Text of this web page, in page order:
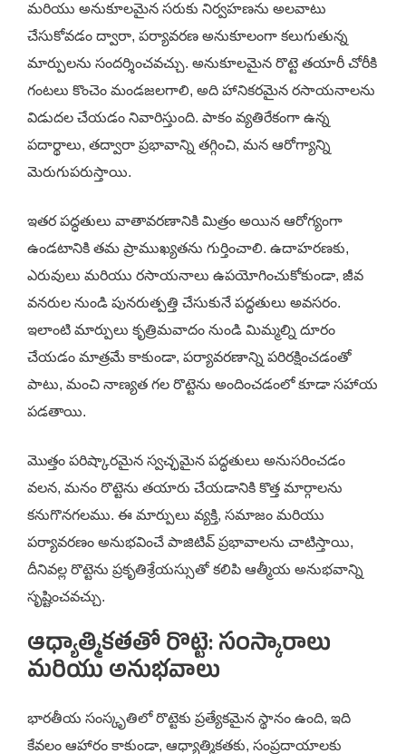
మరియు అనుకూలమైన సరుకు నిర్వహణను అలవాటు
చేసుకోవడం ద్వారా, పర్యావరణ అనుకూలంగా కలుగుతున్న
మార్పులను సందర్శించవచ్చు. అనుకూలమైన రొట్టె తయారీ చోరీకి
గంటలు కొంచెం మండజలగాలి, అది హానికరమైన రసాయనాలను
విడుదల చేయడం నివారిస్తుంది. పాకం వ్యతిరేకంగా ఉన్న
పదార్థాలు, తద్వారా ప్రభావాన్ని తగ్గించి, మన ఆరోగ్యాన్ని
మెరుగుపరుస్తాయి.
ఇతర పద్ధతులు వాతావరణానికి మిత్రం అయిన ఆరోగ్యంగా
ఉండటానికి తమ ప్రాముఖ్యతను గుర్తించాలి. ఉదాహరణకు,
ఎరువులు మరియు రసాయనాలు ఉపయోగించుకోకుండా, జీవ
వనరుల నుండి పునరుత్పత్తి చేసుకునే పద్ధతులు అవసరం.
ఇలాంటి మార్పులు కృత్రిమవాదం నుండి మిమ్మల్ని దూరం
చేయడం మాత్రమే కాకుండా, పర్యావరణాన్ని పరిరక్షించడంతో
పాటు, మంచి నాణ్యత గల రొట్టెను అందించడంలో కూడా సహాయ
పడతాయి.
మొత్తం పరిష్కారమైన స్వచ్ఛమైన పద్ధతులు అనుసరించడం
వలన, మనం రొట్టెను తయారు చేయడానికి కొత్త మార్గాలను
కనుగొనగలము. ఈ మార్పులు వ్యక్తి, సమాజం మరియు
పర్యావరణం అనుభవించే పాజిటివ్ ప్రభావాలను చాటిస్తాయి,
దీనివల్ల రొట్టెను ప్రకృతిశ్రేయస్సుతో కలిపి ఆత్మీయ అనుభవాన్ని
సృష్టించవచ్చు.
ఆధ్యాత్మికతతో రొట్టె: సంస్కారాలు
మరియు అనుభవాలు
భారతీయ సంస్కృతిలో రొట్టెకు ప్రత్యేకమైన స్థానం ఉంది, ఇది
కేవలం ఆహారం కాకుండా, ఆధ్యాత్మికతకు, సంప్రదాయాలకు